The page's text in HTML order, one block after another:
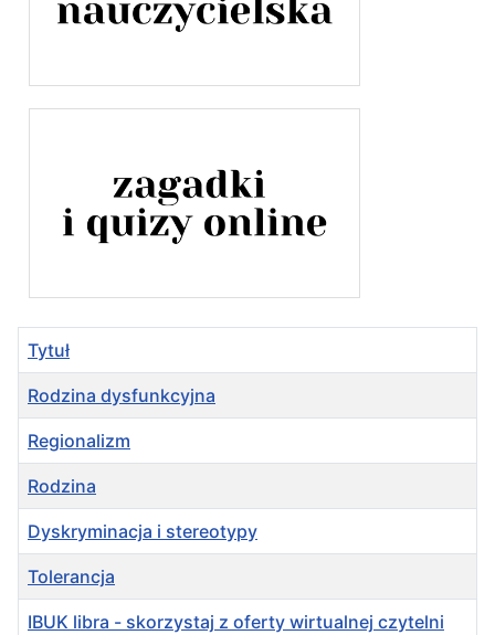
Tytuł
Rodzina dysfunkcyjna
Regionalizm
Rodzina
Dyskryminacja i stereotypy
Tolerancja
IBUK libra - skorzystaj z oferty wirtualnej czytelni